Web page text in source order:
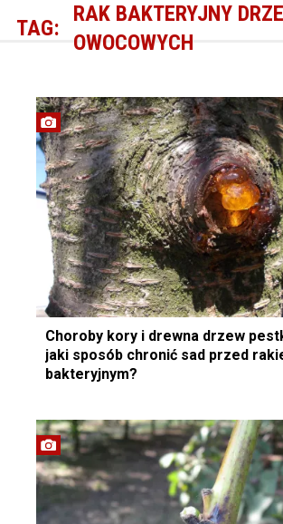
TAG:
RAK BAKTERYJNY
OWOCOWYCH
Choroby kory i drewna drzew
jaki sposób chronić sad przed
bakteryjnym?